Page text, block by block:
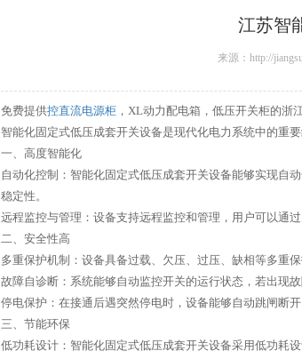
江苏智
来源：http://
免费提供控直流电源柜，XL动力配电箱，低压开关柜的浙
智能化固定式低压成套开关设备是现代化电力系统中的重
一、高度智能化
自动化控制：智能化固定式低压成套开关设备能够实现自
稳定性。
远程监控与管理：设备支持远程监控和管理，用户可以通
二、安全性高
多重保护机制：设备具备过载、欠压、过压、缺相等多重
故障自诊断：系统能够自动监控开关的运行状态，若出现
停电保护：在接通后遇突然停电时，设备能够自动跳闸断
三、节能环保
低功耗设计：智能化固定式低压成套开关设备采用低功耗